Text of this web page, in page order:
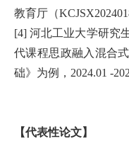
教育厅（
[4] 河北工业大学研究
代课程思政融入混合
础》为例，2024.01 -
【代表性论文】